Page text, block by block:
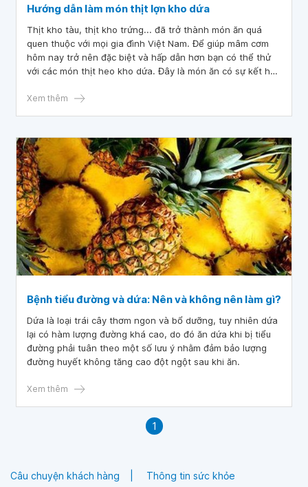
Hướng dẫn làm món thịt lợn kho dứa
Thịt kho tàu, thịt kho trứng... đã trở thành món ăn quá
quen thuộc với mọi gia đình Việt Nam. Để giúp mâm cơm
hôm nay trở nên đặc biệt và hấp dẫn hơn bạn có thể thử
với các món thịt heo kho dứa. Đây là món ăn có sự kết hợp
khảo cách làm món ăn này như sau.
Xem thêm
Bệnh tiểu đường và dứa: Nên và không nên làm gì?
Dứa là loại trái cây thơm ngon và bổ dưỡng, tuy nhiên dứa
lại có hàm lượng đường khá cao, do đó ăn dứa khi bị tiểu
đường phải tuân theo một số lưu ý nhằm đảm bảo lượng
đường huyết không tăng cao đột ngột sau khi ăn.
Xem thêm
1
Câu chuyện khách hàng Thông tin sức khỏe